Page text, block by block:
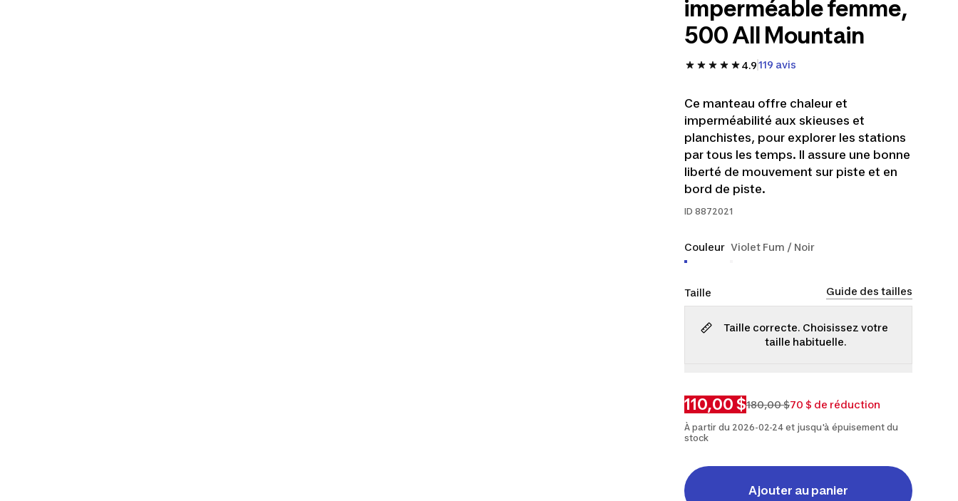
imperméable femme,
500 All Mountain
4.9119 avis
Ce manteau offre chaleur et
imperméabilité aux skieuses et
planchistes, pour explorer les stations
par tous les temps. Il assure une bonne
liberté de mouvement sur piste et en
bord de piste.
ID 8872021
Couleur Violet Fum / Noir
Taille Guide des tailles
Taille correcte. Choisissez votre
taille habituelle.
110,00 $180,00 $70 $ de réduction
À partir du 2026-02-24 et jusqu'à épuisement du
stock
Ajouter au panier